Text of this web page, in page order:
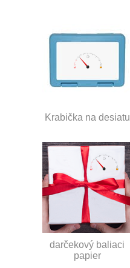
Krabička na desiatu
darčekový baliaci
papier